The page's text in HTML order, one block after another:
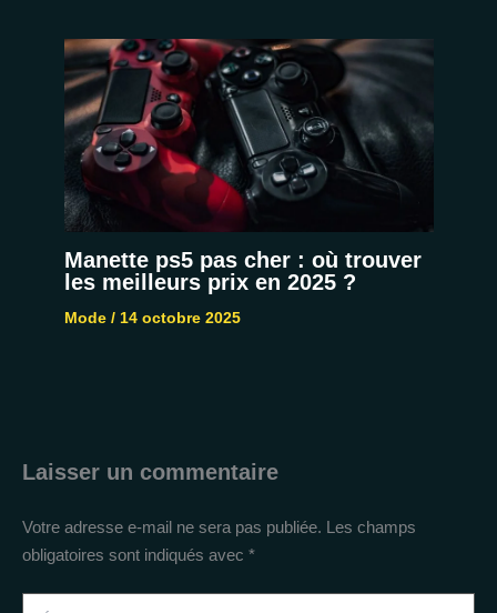
Manette ps5 pas cher : où trouver
les meilleurs prix en 2025 ?
Mode/ 14 octobre 2025
Laisser un commentaire
Votre adresse e-mail ne sera pas publiée. Les champs
obligatoires sont indiqués avec *